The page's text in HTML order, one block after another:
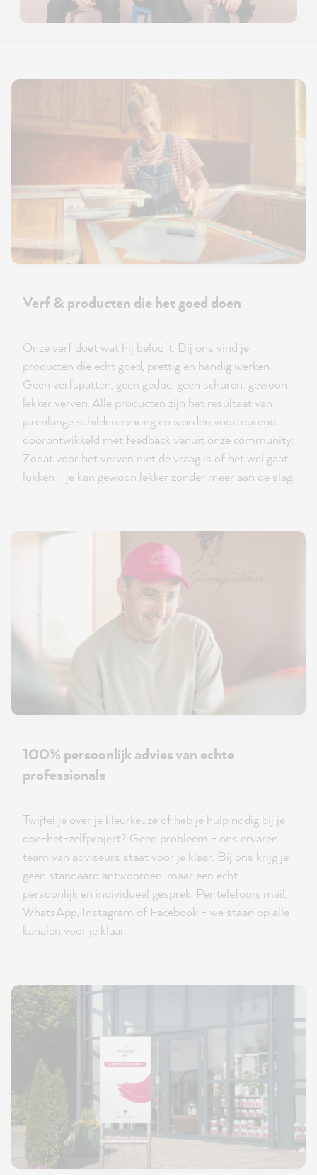
Verf & producten die het goed doen
Onze verf doet wat hij belooft. Bij ons vind je
producten die echt goed, prettig en handig werken.
Geen verfspatten, geen gedoe, geen schuren: gewoon
lekker verven. Alle producten zijn het resultaat van
jarenlange schilderervaring en worden voortdurend
doorontwikkeld met feedback vanuit onze community.
Zodat voor het verven niet de vraag is of het wel gaat
lukken - je kan gewoon lekker zonder meer aan de slag.
100% persoonlijk advies van echte
professionals
Twijfel je over je kleurkeuze of heb je hulp nodig bij je
doe-het-zelfproject? Geen probleem - ons ervaren
team van adviseurs staat voor je klaar. Bij ons krijg je
geen standaard antwoorden, maar een echt
persoonlijk en individueel gesprek. Per telefoon, mail,
WhatsApp, Instagram of Facebook - we staan op alle
kanalen voor je klaar.